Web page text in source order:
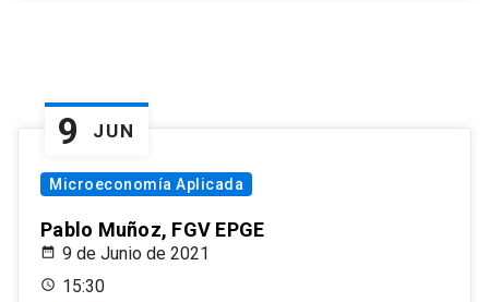
9 JUN
Microeconomía Aplicada
Pablo Muñoz, FGV EPGE
9 de Junio de 2021
15:30